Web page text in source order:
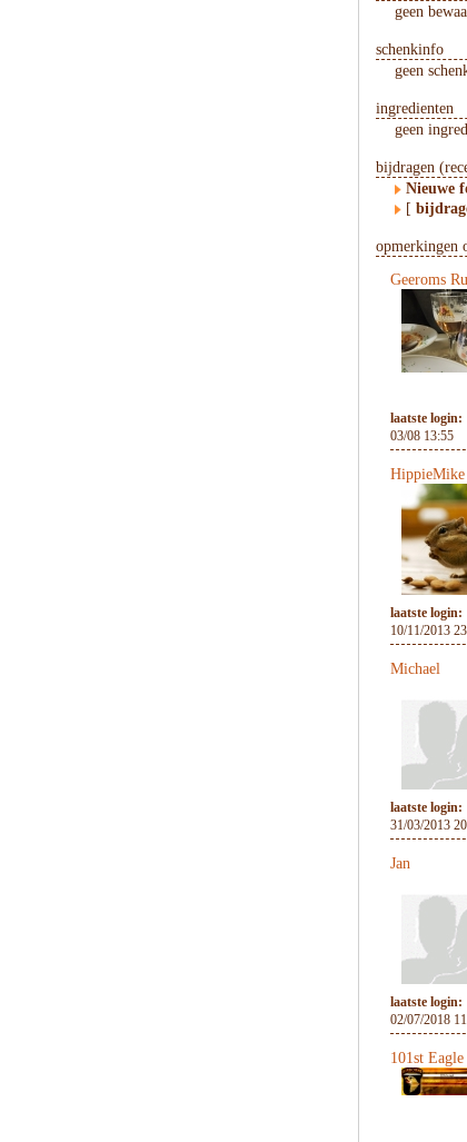
geen
schenkinfo
geen
ingredienten
geen
bijdragen
Nieuwe
[
opmerkingen
Geeroms
laatste login:
03/08 13:55
HippieMike
laatste login:
10/11/2013
Michael
laatste login:
31/03/2013
Jan
laatste login:
02/07/2018
101st Eagle